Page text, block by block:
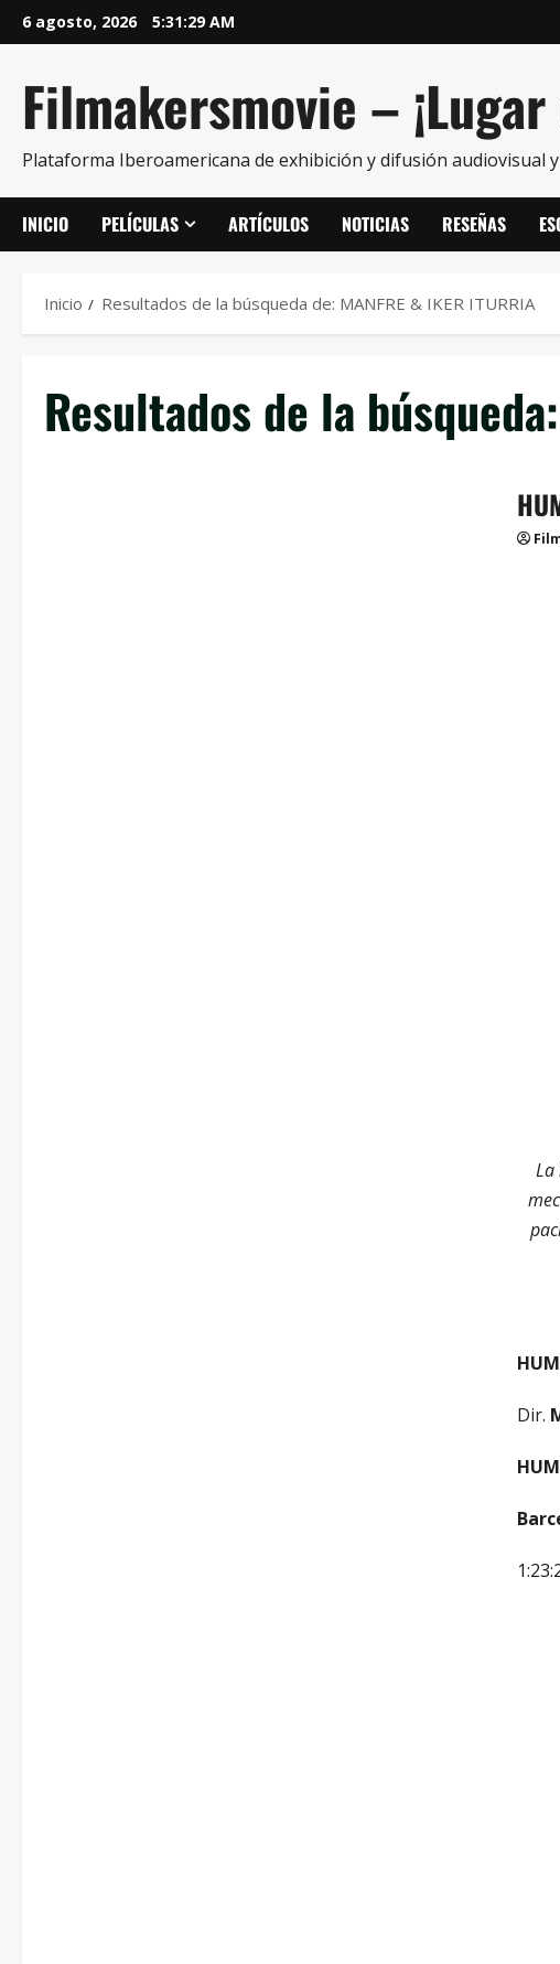
6 agosto, 2026 5:31:30 AM
Filmakersmovie –
Plataforma Iberoamericana de exhibición y difusión audiovisual
INICIO PELÍCULAS ARTÍCULOS NOTICIAS RESEÑAS
Inicio Resultados de la búsqueda de: MANFRE & IKER ITURRIA
Resultados de la búsqueda:
La
Dir.